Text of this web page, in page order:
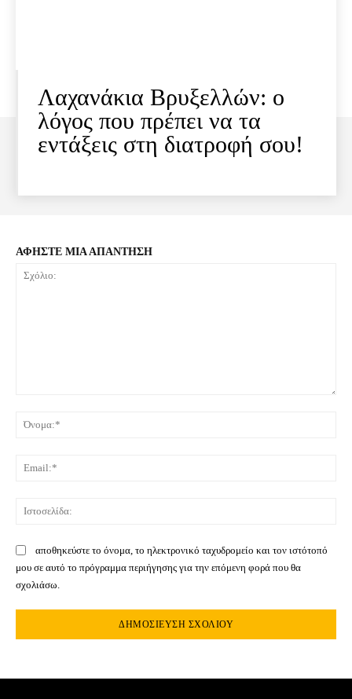
Λαχανάκια Βρυξελλών: ο
λόγος που πρέπει να τα
εντάξεις στη διατροφή σου!
ΑΦΗΣΤΕ ΜΙΑ ΑΠΑΝΤΗΣΗ
αποθηκεύστε το όνομα, το ηλεκτρονικό ταχυδρομείο και τον ιστότοπό
μου σε αυτό το πρόγραμμα περιήγησης για την επόμενη φορά που θα
σχολιάσω.